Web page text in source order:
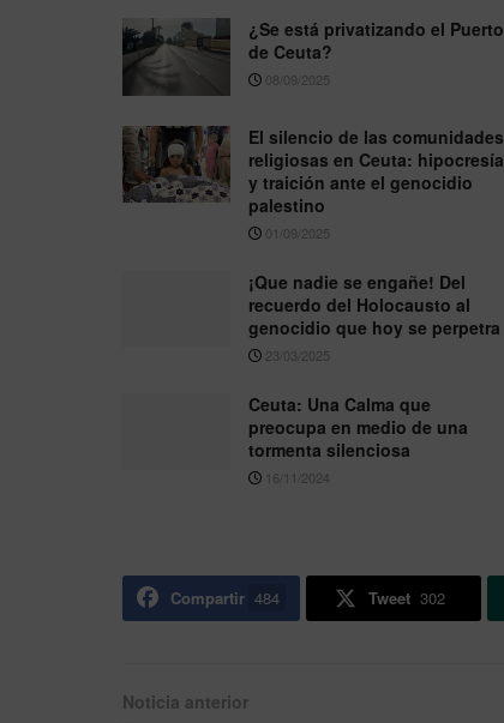
¿Se está privatizando el Puerto
de Ceuta?
08/09/2025
El silencio de las comunidades
religiosas en Ceuta: hipocresía
y traición ante el genocidio
palestino
01/09/2025
¡Que nadie se engañe! Del
recuerdo del Holocausto al
genocidio que hoy se perpetra
23/03/2025
Ceuta: Una Calma que
preocupa en medio de una
tormenta silenciosa
16/11/2024
Compartir 484 Tweet 302
Noticia anterior